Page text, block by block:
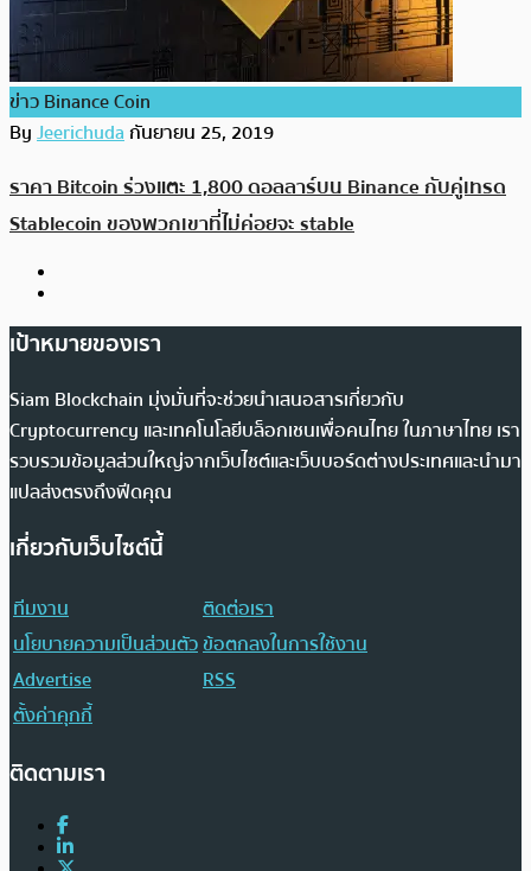
ข่าว Binance Coin
ByJeerichudaกันยายน 25, 2019
ราคา Bitcoin ร่วงแตะ 1,800 ดอลลาร์บน Binance กับคู่เทรด
Stablecoin ของพวกเขาที่ไม่ค่อยจะ stable
เป้าหมายของเรา
Siam Blockchain มุ่งมั่นที่จะช่วยนำเสนอสารเกี่ยวกับ
Cryptocurrency และเทคโนโลยีบล็อกเชนเพื่อคนไทย ในภาษาไทย เรา
รวบรวมข้อมูลส่วนใหญ่จากเว็บไซต์และเว็บบอร์ดต่างประเทศและนำมา
แปลส่งตรงถึงฟีดคุณ
เกี่ยวกับเว็บไซต์นี้
ทีมงาน
ติดต่อเรา
นโยบายความเป็นส่วนตัวข้อตกลงในการใช้งาน
Advertise
RSS
ตั้งค่าคุกกี้
ติดตามเรา